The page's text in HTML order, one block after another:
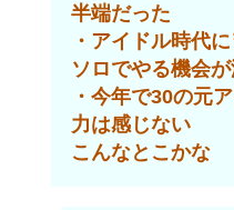
半端だった
・アイドル時代
ソロでやる機会
・今年で30の元
力は感じない
こんなとこかな